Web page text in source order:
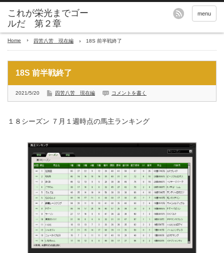
これが栄光までゴー
ルだ 第２章
menu
Home 四苦八苦 現在編 18S 前半戦終了
18S 前半戦終了
2021/5/20 四苦八苦 現在編 コメントを書く
１８シーズン ７月１週時点の馬主ランキング